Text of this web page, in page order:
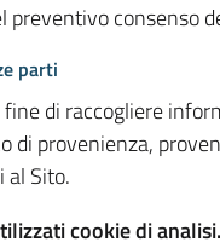
preventivo consenso
parti
di raccogliere
di provenienza,
al Sito.
cookie di analisi.